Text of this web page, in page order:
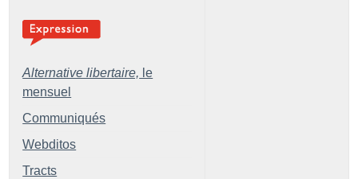
Alternative libertaire, le
mensuel
Communiqués
Webditos
Tracts